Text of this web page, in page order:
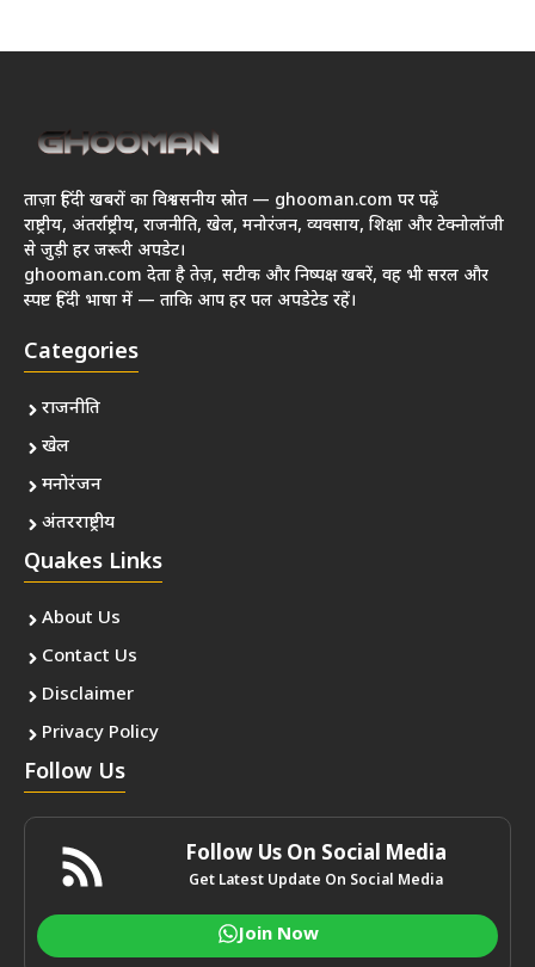
ताज़ा हिंदी खबरों का विश्वसनीय स्रोत — ghooman.com पर पढ़ें
राष्ट्रीय, अंतर्राष्ट्रीय, राजनीति, खेल, मनोरंजन, व्यवसाय, शिक्षा और टेक्नोलॉजी
से जुड़ी हर जरूरी अपडेट।
ghooman.com देता है तेज़, सटीक और निष्पक्ष खबरें, वह भी सरल और
स्पष्ट हिंदी भाषा में — ताकि आप हर पल अपडेटेड रहें।
Categories
राजनीति
खेल
मनोरंजन
अंतरराष्ट्रीय
Quakes Links
About Us
Contact Us
Disclaimer
Privacy Policy
Follow Us
Follow Us On Social Media
Get Latest Update On Social Media
Join Now